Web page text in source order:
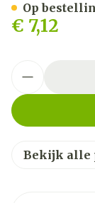
€ 7,12
Op
Bekijk alle